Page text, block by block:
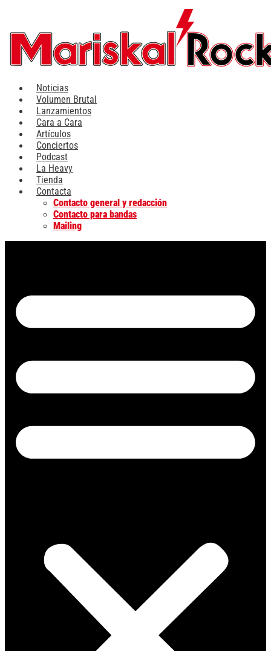
contenido
Noticias
Volumen Brutal
Lanzamientos
Cara a Cara
Artículos
Conciertos
Podcast
La Heavy
Tienda
Contacta
Contacto general y redacción
Contacto para bandas
Mailing